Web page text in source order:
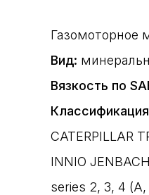
Газомоторное
Вид:
Вязкость по
CATERPILLAR
INNIO
series 2, 3, 4 (A,